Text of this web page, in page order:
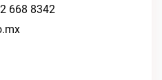
668 8342